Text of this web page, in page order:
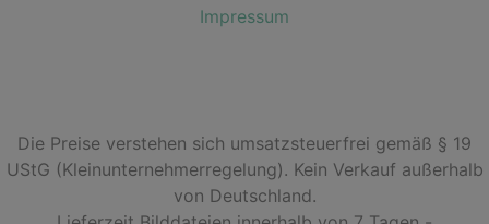
Impressum
Die Preise verstehen sich umsatzsteuerfrei gemäß § 19
UStG (Kleinunternehmerregelung). Kein Verkauf außerhalb
von Deutschland.